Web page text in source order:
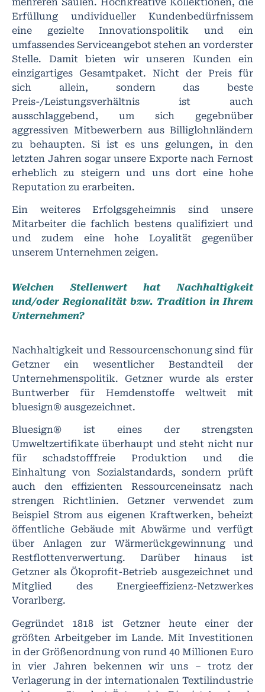
Erfüllung undividueller Kundenbedürfnissem
eine gezielte Innovationspolitik und ein
umfassendes Serviceangebot stehen an vorderster
Stelle. Damit bieten wir unseren Kunden ein
einzigartiges Gesamtpaket. Nicht der Preis für
sich allein, sondern das beste
Preis-/Leistungsverhältnis ist auch
ausschlaggebend, um sich gegebnüber
aggressiven Mitbewerbern aus Billiglohnländern
zu behaupten. Si ist es uns gelungen, in den
letzten Jahren sogar unsere Exporte nach Fernost
erheblich zu steigern und uns dort eine hohe
Reputation zu erarbeiten.
Ein weiteres Erfolgsgeheimnis sind unsere
Mitarbeiter die fachlich bestens qualifiziert und
und zudem eine hohe Loyalität gegenüber
unserem Unternehmen zeigen.
Welchen Stellenwert hat Nachhaltigkeit
und/oder Regionalität bzw. Tradition in Ihrem
Unternehmen?
Nachhaltigkeit und Ressourcenschonung sind für
Getzner ein wesentlicher Bestandteil der
Unternehmenspolitik. Getzner wurde als erster
Buntwerber für Hemdenstoffe weltweit mit
bluesign® ausgezeichnet.
Bluesign® ist eines der strengsten
Umweltzertifikate überhaupt und steht nicht nur
für schadstofffreie Produktion und die
Einhaltung von Sozialstandards, sondern prüft
auch den effizienten Ressourceneinsatz nach
strengen Richtlinien. Getzner verwendet zum
Beispiel Strom aus eigenen Kraftwerken, beheizt
öffentliche Gebäude mit Abwärme und verfügt
über Anlagen zur Wärmerückgewinnung und
Restflottenverwertung. Darüber hinaus ist
Getzner als Ökoprofit-Betrieb ausgezeichnet und
Mitglied des Energieeffizienz-Netzwerkes
Vorarlberg.
Gegründet 1818 ist Getzner heute einer der
größten Arbeitgeber im Lande. Mit Investitionen
in der Größenordnung von rund 40 Millionen Euro
in vier Jahren bekennen wir uns – trotz der
Verlagerung in der internationalen Textilindustrie